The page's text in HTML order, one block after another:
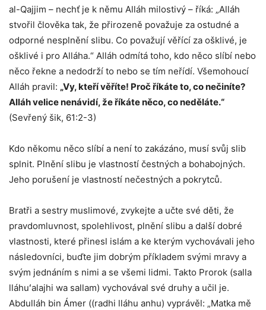
al-Qajjim – nechť je k němu Alláh milostivý – říká: „Alláh
stvořil člověka tak, že přirozeně považuje za ostudné a
odporné nesplnění slibu. Co považují věřící za ošklivé, je
ošklivé i pro Alláha.“ Alláh odmítá toho, kdo něco slíbí nebo
něco řekne a nedodrží to nebo se tím neřídí. Všemohoucí
Alláh pravil: „Vy, kteří věříte! Proč říkáte to, co nečiníte?
Alláh velice nenávidí, že říkáte něco, co neděláte.“
(Sevřený šik, 61:2-3)
Kdo někomu něco slíbí a není to zakázáno, musí svůj slib
splnit. Plnění slibu je vlastností čestných a bohabojných.
Jeho porušení je vlastností nečestných a pokrytců.
Bratři a sestry muslimové, zvykejte a učte své děti, že
pravdomluvnost, spolehlivost, plnění slibu a další dobré
vlastnosti, které přinesl islám a ke kterým vychovávali jeho
následovníci, buďte jim dobrým příkladem svými mravy a
svým jednáním s nimi a se všemi lidmi. Takto Prorok (salla
lláhuʻalajhi wa sallam) vychovával své druhy a učil je.
Abdulláh bin Ámer ((radhi lláhu anhu) vyprávěl: „Matka mě